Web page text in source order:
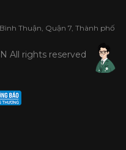
Thuận, Quận 7, Thành phố
All rights reserved